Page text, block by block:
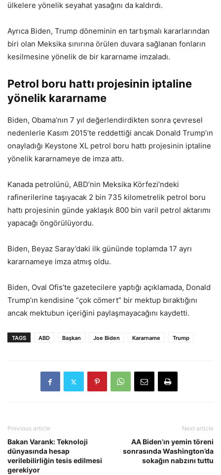
ülkelere yönelik seyahat yasağını da kaldırdı.
Ayrıca Biden, Trump döneminin en tartışmalı kararlarından
biri olan Meksika sınırına örülen duvara sağlanan fonların
kesilmesine yönelik de bir kararname imzaladı.
Petrol boru hattı projesinin iptaline
yönelik kararname
Biden, Obama’nın 7 yıl değerlendirdikten sonra çevresel
nedenlerle Kasım 2015’te reddettiği ancak Donald Trump’ın
onayladığı Keystone XL petrol boru hattı projesinin iptaline
yönelik kararnameye de imza attı.
Kanada petrolünü, ABD’nin Meksika Körfezi’ndeki
rafinerilerine taşıyacak 2 bin 735 kilometrelik petrol boru
hattı projesinin günde yaklaşık 800 bin varil petrol aktarımı
yapacağı öngörülüyordu.
Biden, Beyaz Saray’daki ilk gününde toplamda 17 ayrı
kararnameye imza atmış oldu.
Biden, Oval Ofis’te gazetecilere yaptığı açıklamada, Donald
Trump’ın kendisine “çok cömert” bir mektup bıraktığını
ancak mektubun içeriğini paylaşmayacağını kaydetti.
TAGS ABD Başkan Joe Biden Kararname Trump
Previous article
Bakan Varank: Teknoloji
dünyasında hesap
verilebilirliğin tesis edilmesi
gerekiyor
Next article
AA Biden’ın yemin töreni
sonrasında Washington’da
sokağın nabzını tuttu